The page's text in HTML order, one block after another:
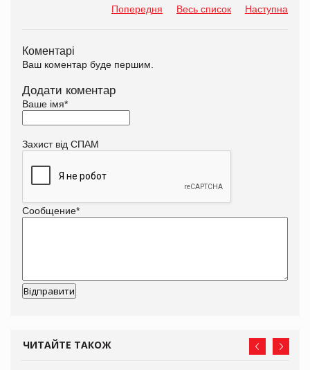
Попередня Весь список Наступна
Коментарі
Ваш коментар буде першим.
Додати коментар
Ваше імя*
Захист від СПАМ
Сообщение*
ЧИТАЙТЕ ТАКОЖ